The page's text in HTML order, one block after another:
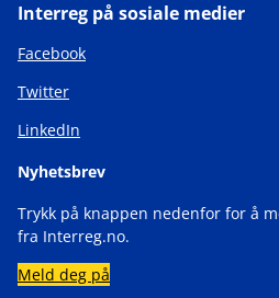
Interreg på sosiale medier
Facebook
Twitter
LinkedIn
Nyhetsbrev
Trykk på knappen nedenfor for å
fra Interreg.no.
Meld deg på